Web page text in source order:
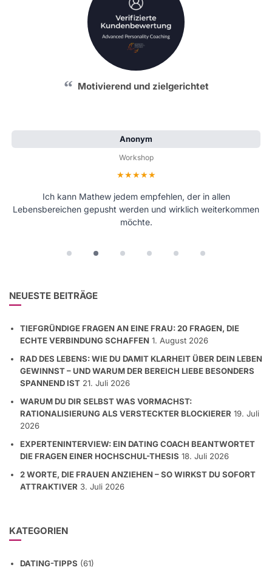
Motivierend und zielgerichtet
Anonym
Workshop
Bewertung: 5 von 5 Sternen
Ich kann Mathew jedem empfehlen, der in allen
Lebensbereichen gepusht werden und wirklich weiterkommen
möchte.
NEUESTE BEITRÄGE
TIEFGRÜNDIGE FRAGEN AN EINE FRAU: 20 FRAGEN, DIE
ECHTE VERBINDUNG SCHAFFEN 1. August 2026
RAD DES LEBENS: WIE DU DAMIT KLARHEIT ÜBER DEIN LEBEN
GEWINNST – UND WARUM DER BEREICH LIEBE BESONDERS
SPANNEND IST 21. Juli 2026
WARUM DU DIR SELBST WAS VORMACHST:
RATIONALISIERUNG ALS VERSTECKTER BLOCKIERER 19. Juli
2026
EXPERTENINTERVIEW: EIN DATING COACH BEANTWORTET
DIE FRAGEN EINER HOCHSCHUL-THESIS 18. Juli 2026
2 WORTE, DIE FRAUEN ANZIEHEN – SO WIRKST DU SOFORT
ATTRAKTIVER 3. Juli 2026
KATEGORIEN
DATING-TIPPS (61)